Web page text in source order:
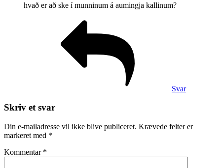
hvað er að ske í munninum á aumingja kallinum?
Svar
Skriv et svar
Din e-mailadresse vil ikke blive publiceret. Krævede felter er
markeret med *
Kommentar *